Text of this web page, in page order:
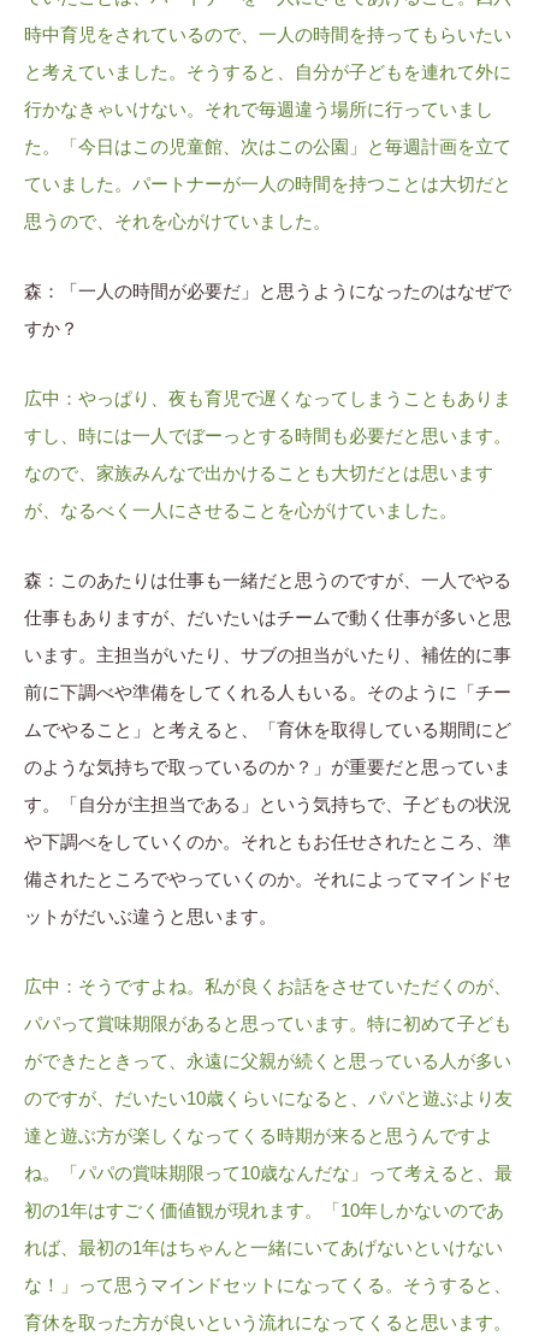
時中育児をされているので、一人の時間を持ってもらいたい
と考えていました。そうすると、自分が子どもを連れて外に
行かなきゃいけない。それで毎週違う場所に行っていまし
た。「今日はこの児童館、次はこの公園」と毎週計画を立て
ていました。パートナーが一人の時間を持つことは大切だと
思うので、それを心がけていました。
森：「一人の時間が必要だ」と思うようになったのはなぜで
すか？
広中：やっぱり、夜も育児で遅くなってしまうこともありま
すし、時には一人でぼーっとする時間も必要だと思います。
なので、家族みんなで出かけることも大切だとは思います
が、なるべく一人にさせることを心がけていました。
森：このあたりは仕事も一緒だと思うのですが、一人でやる
仕事もありますが、だいたいはチームで動く仕事が多いと思
います。主担当がいたり、サブの担当がいたり、補佐的に事
前に下調べや準備をしてくれる人もいる。そのように「チー
ムでやること」と考えると、「育休を取得している期間にど
のような気持ちで取っているのか？」が重要だと思っていま
す。「自分が主担当である」という気持ちで、子どもの状況
や下調べをしていくのか。それともお任せされたところ、準
備されたところでやっていくのか。それによってマインドセ
ットがだいぶ違うと思います。
広中：そうですよね。私が良くお話をさせていただくのが、
パパって賞味期限があると思っています。特に初めて子ども
ができたときって、永遠に父親が続くと思っている人が多い
のですが、だいたい10歳くらいになると、パパと遊ぶより友
達と遊ぶ方が楽しくなってくる時期が来ると思うんですよ
ね。「パパの賞味期限って10歳なんだな」って考えると、最
初の1年はすごく価値観が現れます。「10年しかないのであ
れば、最初の1年はちゃんと一緒にいてあげないといけない
な！」って思うマインドセットになってくる。そうすると、
育休を取った方が良いという流れになってくると思います。